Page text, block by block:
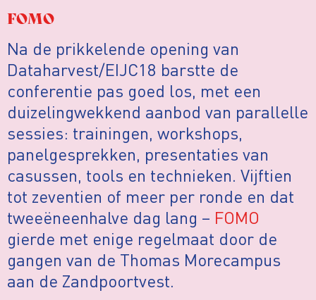
FOMO
Na de prikkelende opening van
Dataharvest/EIJC18 barstte de
conferentie pas goed los, met een
duizelingwekkend aanbod van parallelle
sessies: trainingen, workshops,
panelgesprekken, presentaties van
casussen, tools en technieken. Vijftien
tot zeventien of meer per ronde en dat
tweeëneenhalve dag lang – FOMO
gierde met enige regelmaat door de
gangen van de Thomas Morecampus
aan de Zandpoortvest.